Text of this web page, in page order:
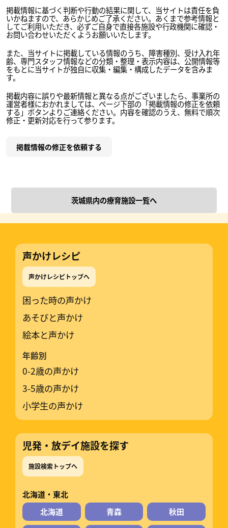
掲載情報に基づく判断や行動の結果に関して、当サイトは責任を負
いかねますので、あらかじめご了承ください。あくまで参考情報と
してご利用いただき、必ずご自身で直接各施設や行政機関に確認・
お問い合わせいただくようお願いいたします。
また、当サイトに掲載している情報のうち、障害種別、受け入れ年
齢、専門スタッフ情報などの分類・整理・表示内容は、公開情報等
をもとに当サイトが独自に収集・編集・構成したデータを含みま
す。
掲載内容に誤りや最新情報と異なる点がございましたら、事業所の
運営者様におかれましては、ページ下部の「掲載情報の修正を依頼
する」ボタンよりご連絡ください。内容を確認のうえ、無料で順次
修正・更新対応を行って参ります。
掲載情報の修正を依頼する
茨城県内の療育施設一覧へ
声かけレシピ
声かけレシピトップへ
困った時の声かけ
あそびと声かけ
絵本と声かけ
年齢別
0-2歳の声かけ
3-5歳の声かけ
小学生の声かけ
児発・放デイ施設を探す
施設検索トップへ
北海道・東北
北海道
青森 秋田